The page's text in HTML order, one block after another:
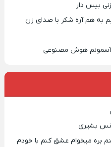
بیس دار
به هم آره شکر با صدای زن
آسمونم هوش مصنوعی
بشیری
بره میخوام عشق کنم با خودم